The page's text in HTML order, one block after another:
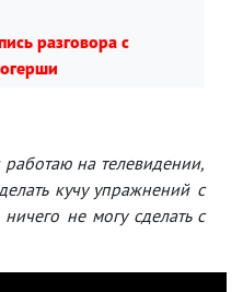
разговора с
на телевидении,
кучу упражнений с
не могу сделать с